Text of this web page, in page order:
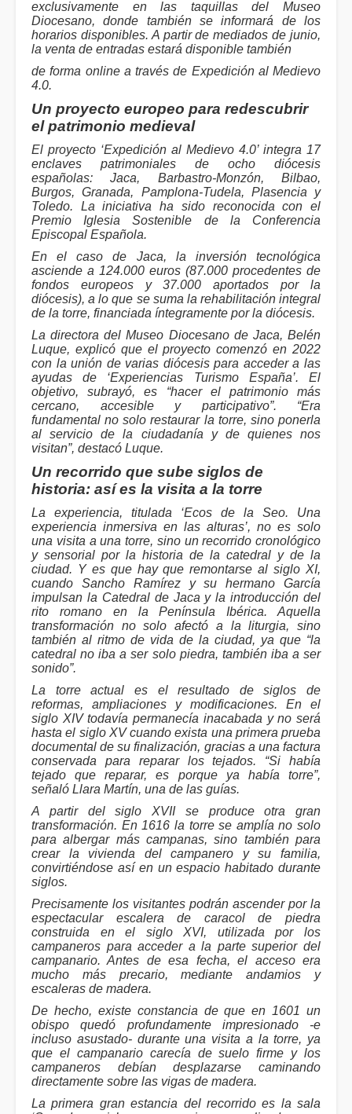
exclusivamente en las taquillas del Museo
Diocesano, donde también se informará de los
horarios disponibles. A partir de mediados de junio,
la venta de entradas estará disponible también
de forma online a través de Expedición al Medievo
4.0.
Un proyecto europeo para redescubrir
el patrimonio medieval
El proyecto ‘Expedición al Medievo 4.0’ integra 17
enclaves patrimoniales de ocho diócesis
españolas: Jaca, Barbastro-Monzón, Bilbao,
Burgos, Granada, Pamplona-Tudela, Plasencia y
Toledo. La iniciativa ha sido reconocida con el
Premio Iglesia Sostenible de la Conferencia
Episcopal Española.
En el caso de Jaca, la inversión tecnológica
asciende a 124.000 euros (87.000 procedentes de
fondos europeos y 37.000 aportados por la
diócesis), a lo que se suma la rehabilitación integral
de la torre, financiada íntegramente por la diócesis.
La directora del Museo Diocesano de Jaca, Belén
Luque, explicó que el proyecto comenzó en 2022
con la unión de varias diócesis para acceder a las
ayudas de ‘Experiencias Turismo España’. El
objetivo, subrayó, es “hacer el patrimonio más
cercano, accesible y participativo”. “Era
fundamental no solo restaurar la torre, sino ponerla
al servicio de la ciudadanía y de quienes nos
visitan”, destacó Luque.
Un recorrido que sube siglos de
historia: así es la visita a la torre
La experiencia, titulada ‘Ecos de la Seo. Una
experiencia inmersiva en las alturas’, no es solo
una visita a una torre, sino un recorrido cronológico
y sensorial por la historia de la catedral y de la
ciudad. Y es que hay que remontarse al siglo XI,
cuando Sancho Ramírez y su hermano García
impulsan la Catedral de Jaca y la introducción del
rito romano en la Península Ibérica. Aquella
transformación no solo afectó a la liturgia, sino
también al ritmo de vida de la ciudad, ya que “la
catedral no iba a ser solo piedra, también iba a ser
sonido”.
La torre actual es el resultado de siglos de
reformas, ampliaciones y modificaciones. En el
siglo XIV todavía permanecía inacabada y no será
hasta el siglo XV cuando exista una primera prueba
documental de su finalización, gracias a una factura
conservada para reparar los tejados. “Si había
tejado que reparar, es porque ya había torre”,
señaló Llara Martín, una de las guías.
A partir del siglo XVII se produce otra gran
transformación. En 1616 la torre se amplía no solo
para albergar más campanas, sino también para
crear la vivienda del campanero y su familia,
convirtiéndose así en un espacio habitado durante
siglos.
Precisamente los visitantes podrán ascender por la
espectacular escalera de caracol de piedra
construida en el siglo XVI, utilizada por los
campaneros para acceder a la parte superior del
campanario. Antes de esa fecha, el acceso era
mucho más precario, mediante andamios y
escaleras de madera.
De hecho, existe constancia de que en 1601 un
obispo quedó profundamente impresionado -e
incluso asustado- durante una visita a la torre, ya
que el campanario carecía de suelo firme y los
campaneros debían desplazarse caminando
directamente sobre las vigas de madera.
La primera gran estancia del recorrido es la sala